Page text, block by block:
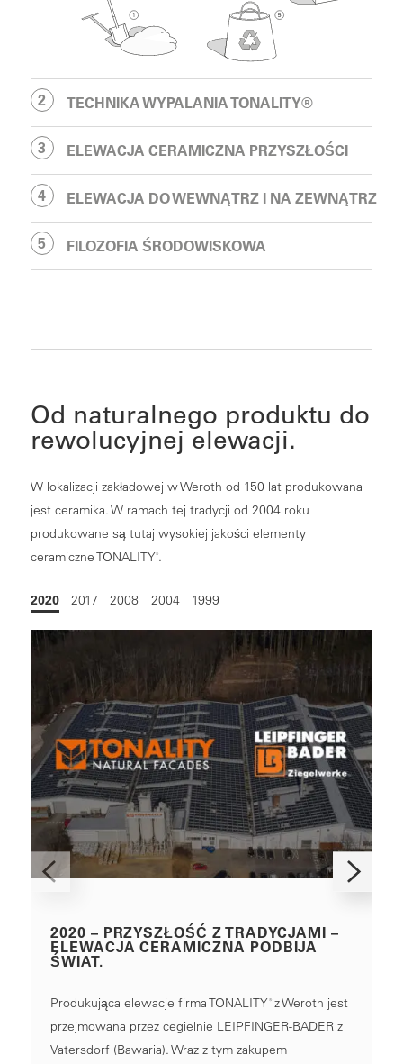
TECHNIKA WYPALANIA TONALITY®
ELEWACJA CERAMICZNA PRZYSZŁOŚCI
ELEWACJA DO WEWNĄTRZ I NA ZEWNĄTRZ
FILOZOFIA ŚRODOWISKOWA
Od naturalnego produktu do
rewolucyjnej elewacji.
W lokalizacji zakładowej w Weroth od 150 lat produkowana
jest ceramika. W ramach tej tradycji od 2004 roku
produkowane są tutaj wysokiej jakości elementy
ceramiczne TONALITY®.
2020 2017 2008 2004 1999
2020 – PRZYSZŁOŚĆ Z TRADYCJAMI –
ELEWACJA CERAMICZNA PODBIJA
ŚWIAT.
Produkująca elewacje firma TONALITY®z Weroth jest
przejmowana przez cegielnie LEIPFINGER-BADER z
Vatersdorf (Bawaria). Wraz z tym zakupem